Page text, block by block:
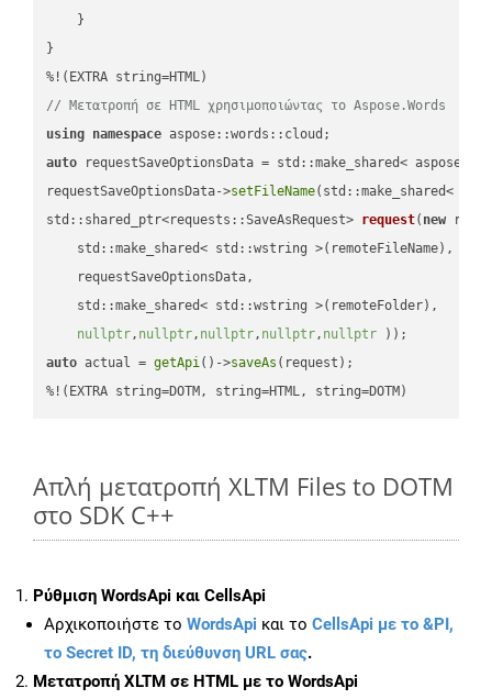
    }
}
// Μετατροπή σε HTML χρησιμοποιώντας το Aspose.Words
using namespace
auto requestSaveOptionsData = std::make_shared<
requestSaveOptionsData->setFileName(std::make_shared<
std::shared_ptr<requests::SaveAsRequest> request( new
    std::make_shared< std::wstring >(remoteFileName),
    requestSaveOptionsData,
    std::make_shared< std::wstring >(remoteFolder),
nullptr, nullptr, nullptr, nullptr, nullptr ))
auto actual = getApi()->saveAs (request);
%!(EXTRA string=DOTM, string=HTML, string=DOTM)
Απλή μετατροπή XLTM Files to DOTM
στο SDK C++
Ρύθμιση WordsApi και CellsApi
Αρχικοποιήστε το WordsApi και το CellsApi με το &PI,
το Secret ID, τη διεύθυνση URL σας.
Μετατροπή XLTM σε HTML με το WordsApi